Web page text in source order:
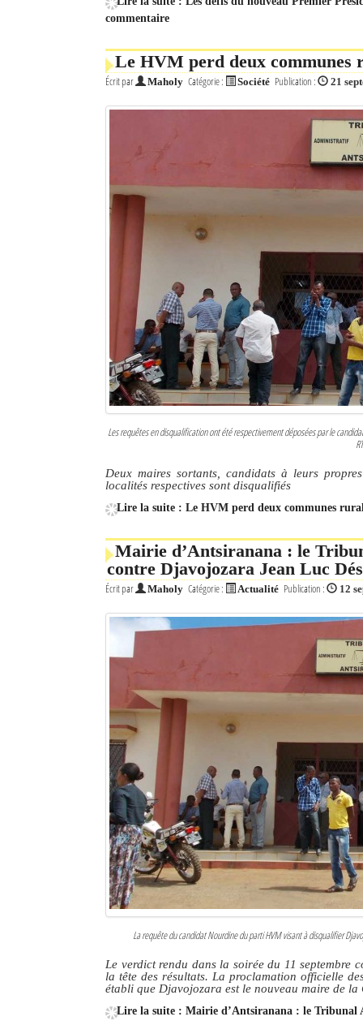
commentaire
Le HVM perd deux communes
Écrit par Maholy Catégorie : Société Publication : 21
Les requêtes en disqualification ont été respectivement déposées par le
Deux maires sortants, candidats à leurs
localités respectives sont disqualifiés
Lire la suite : Le HVM perd deux communes
Mairie d’Antsiranana : le
contre Djavojozara Jean Luc
Écrit par Maholy Catégorie : Actualité Publication : 12
La requête du candidat Nourdine du parti HVM visant à disqualifier
Le verdict rendu dans la soirée du 11
la tête des résultats. La proclamation officielle
établi que Djavojozara est le nouveau maire de
Lire la suite : Mairie d’Antsiranana : le Tribunal